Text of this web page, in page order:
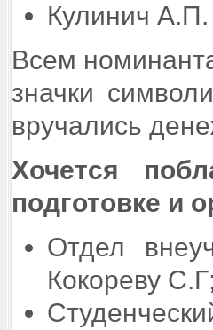
Кулинич
Всем
значки
вручались
Хочется
подготовке и
Отдел
Кокореву С.Г;